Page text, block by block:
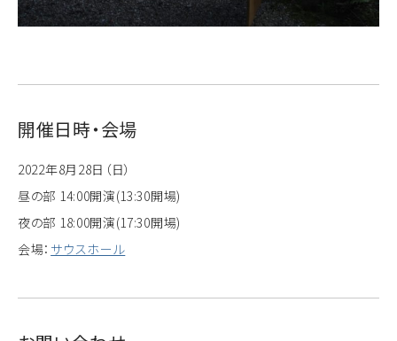
開催日時・会場
2022年8月28日（日）
昼の部 14:00開演(13:30開場)
夜の部 18:00開演(17:30開場)
会場： サウスホール